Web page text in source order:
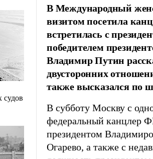
судов
В Международный
визитом посетила
встретилась с
победителем
Владимир Путин
двусторонних
также высказался по
В субботу Москву с
федеральный канцлер
президентом
Огарево, а также с